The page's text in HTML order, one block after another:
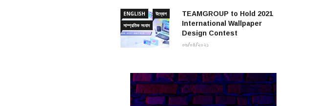
ENGLISH
উদ্যোগ
সাম্প্রতিক সংবাদ
TEAMGROUP to Hold 2021
International Wallpaper
Design Contest
০৬/০৪/২০২১